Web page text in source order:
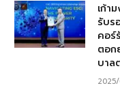
เก้า
รับร
คอร์
ตอก
บาล